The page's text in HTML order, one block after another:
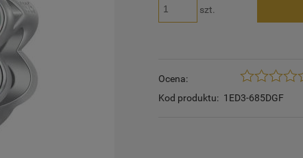
szt.
Ocena:
Kod produktu: 1ED3-685DGF